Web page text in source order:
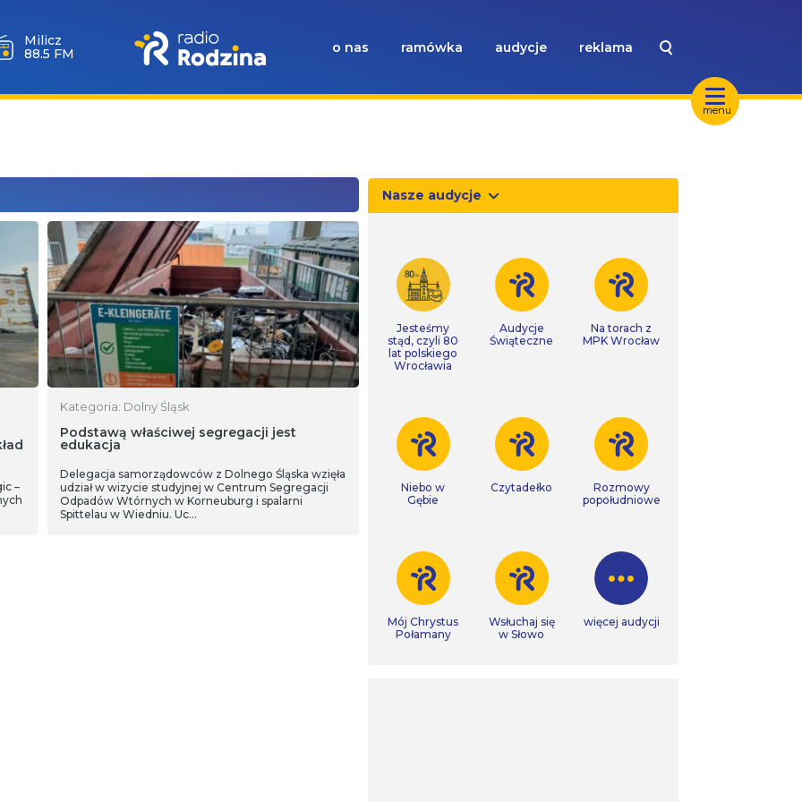
menu
Góra
Igliczna
107.2 FM
o nas ramówka audycje reklama
–
Kategoria: Dolny Śląsk
Podstawą właściwej segregacji jest
edukacja
Delegacja samorządowców z Dolnego Śląska wzięła
udział w wizycie studyjnej w Centrum Segregacji
Odpadów Wtórnych w Korneuburg i spalarni
Spittelau w Wiedniu. Uc…
Nasze audycje
Jesteśmy
stąd, czyli 80
lat polskiego
Wrocławia
Audycje
Świąteczne
Na torach z
MPK Wrocław
Niebo w
Gębie
Czytadełko
Rozmowy
popołudniowe
Mój Chrystus
Połamany
Wsłuchaj się
w Słowo
więcej audycji